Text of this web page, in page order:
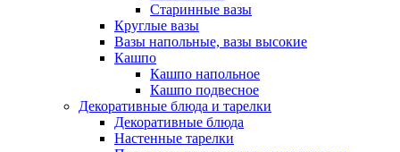
Старинные вазы
Круглые вазы
Вазы напольные, вазы высокие
Кашпо
Кашпо напольное
Кашпо подвесное
Декоративные блюда и тарелки
Декоративные блюда
Настенные тарелки